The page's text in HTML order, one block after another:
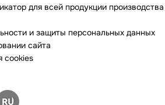
для всей продукции производства
и защиты персональных данных
сайта
cookies